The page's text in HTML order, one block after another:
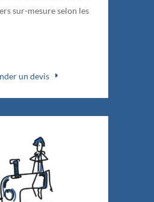
sur-mesure selon les
un devis